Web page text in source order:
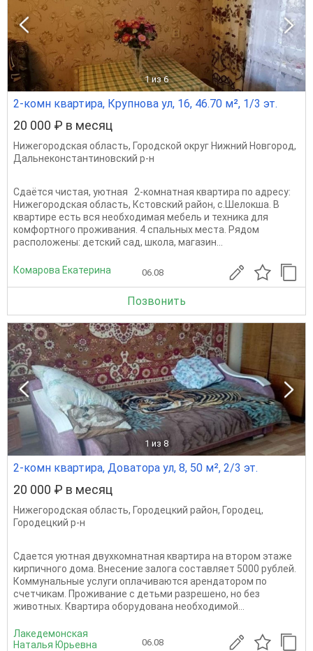
1 из 6
2-комн квартира, Крупнова ул, 16, 46.70 м², 1/3 эт.
20 000 ₽ в месяц
Нижегородская область, Городской округ Нижний Новгород,
Дальнеконстантиновский р-н
Сдаётся чистая, уютная 2-комнатная квартира по адресу:
Нижегородская область, Кстовский район, с.Шелокша. В
квартире есть вся необходимая мебель и техника для
комфортного проживания. 4 спальных места. Рядом
расположены: детский сад, школа, магазин...
Комарова Екатерина 06.08
Позвонить
1 из 8
2-комн квартира, Доватора ул, 8, 50 м², 2/3 эт.
20 000 ₽ в месяц
Нижегородская область, Городецкий район, Городец,
Городецкий р-н
Сдается уютная двухкомнатная квартира на втором этаже
кирпичного дома. Внесение залога составляет 5000 рублей.
Коммунальные услуги оплачиваются арендатором по
счетчикам. Проживание с детьми разрешено, но без
животных. Квартира оборудована необходимой...
Лакедемонская
Наталья Юрьевна
06.08